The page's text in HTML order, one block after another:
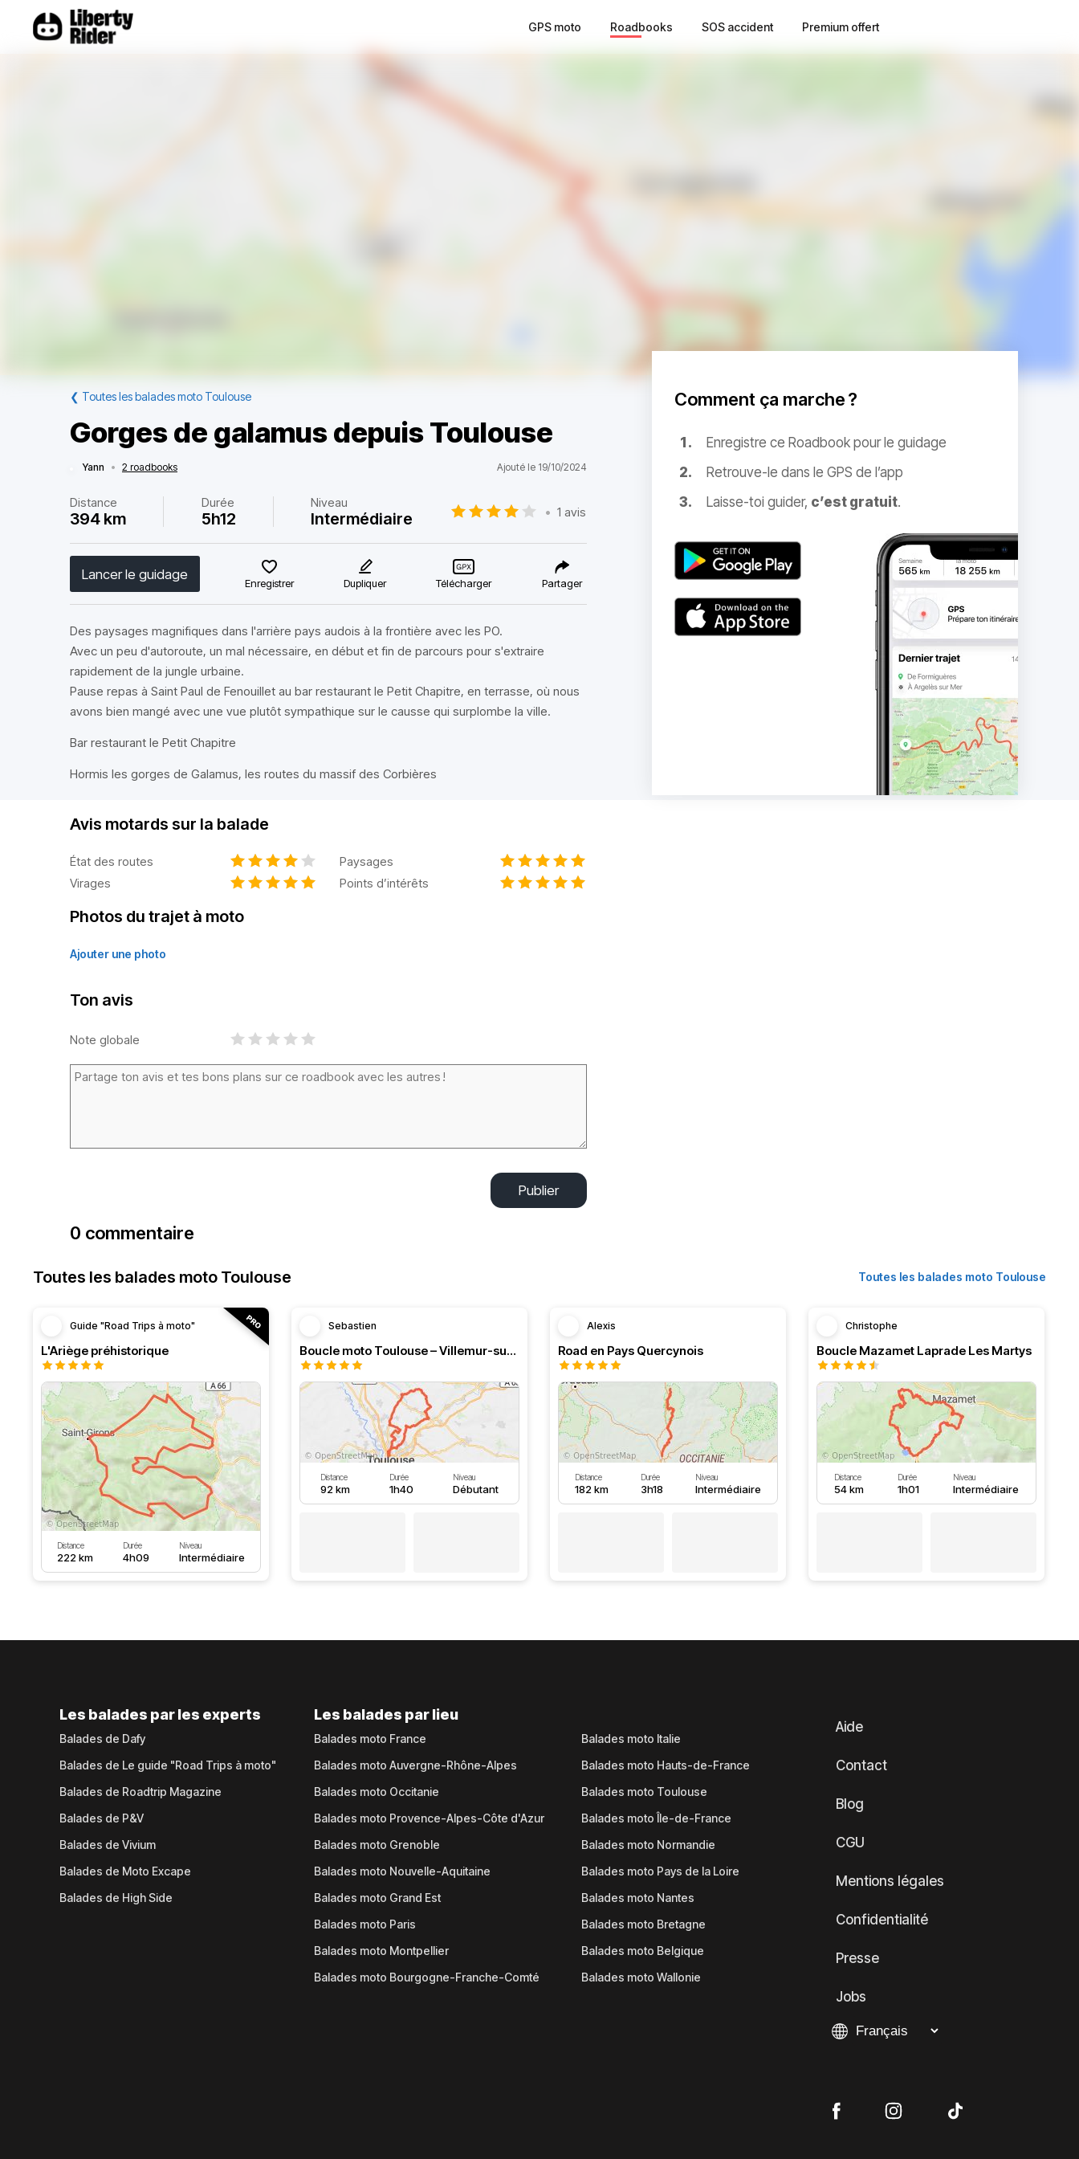
GPS moto Roadbooks SOS accident Premium offert
❮ Toutes les balades moto Toulouse
Gorges de galamus depuis Toulouse
Yann • 2 roadbooks Ajouté le 19/10/2024
Distance
394 km
Durée
5h12
Niveau
Intermédiaire • 1 avis
Lancer le guidage
Enregistrer Dupliquer Télécharger Partager
Des paysages magnifiques dans l'arrière pays audois à la frontière avec les PO.
Avec un peu d'autoroute, un mal nécessaire, en début et fin de parcours pour s'extraire
rapidement de la jungle urbaine.
Pause repas à Saint Paul de Fenouillet au bar restaurant le Petit Chapitre, en terrasse, où nous
avons bien mangé avec une vue plutôt sympathique sur le causse qui surplombe la ville.
Bar restaurant le Petit Chapitre
Hormis les gorges de Galamus, les routes du massif des Corbières
Comment ça marche ?
Enregistre ce Roadbook pour le guidage
Retrouve-le dans le GPS de l’app
Laisse-toi guider, c’est gratuit.
Avis motards sur la balade
État des routes
Paysages
Virages
Points d’intérêts
Photos du trajet à moto
Ajouter une photo
Ton avis
Note globale
Publier
0 commentaire
Toutes les balades moto Toulouse Toutes les balades moto Toulouse
Guide "Road Trips à moto"
L'Ariège préhistorique
Distance
222 km
Durée
4h09
Niveau
Intermédiaire
Sebastien
Boucle moto Toulouse – Villemur-sur-Tarn – Bessières
Distance
92 km
Durée
1h40
Niveau
Débutant
Alexis
Road en Pays Quercynois
Distance
182 km
Durée
3h18
Niveau
Intermédiaire
Christophe
Boucle Mazamet Laprade Les Martys
Distance
54 km
Durée
1h01
Niveau
Intermédiaire
Les balades par les experts
Balades de Dafy
Balades de Le guide "Road Trips à moto"
Balades de Roadtrip Magazine
Balades de P&V
Balades de Vivium
Balades de Moto Excape
Balades de High Side
Les balades par lieu
Balades moto France
Balades moto Auvergne-Rhône-Alpes
Balades moto Occitanie
Balades moto Provence-Alpes-Côte d'Azur
Balades moto Grenoble
Balades moto Nouvelle-Aquitaine
Balades moto Grand Est
Balades moto Paris
Balades moto Montpellier
Balades moto Bourgogne-Franche-Comté
Balades moto Italie
Balades moto Hauts-de-France
Balades moto Toulouse
Balades moto Île-de-France
Balades moto Normandie
Balades moto Pays de la Loire
Balades moto Nantes
Balades moto Bretagne
Balades moto Belgique
Balades moto Wallonie
Aide
Contact
Blog
CGU
Mentions légales
Confidentialité
Presse
Jobs